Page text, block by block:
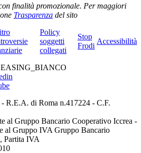
finalità promozionale. Per maggiori
Trasparenza del sito
Policy
soggetti
collegati
Stop
Frodi
Accessibilità
R.E.A. di Roma n.417224 - C.F.
al Gruppo Bancario Cooperativo Iccrea -
al Gruppo IVA Gruppo Bancario
Partita IVA